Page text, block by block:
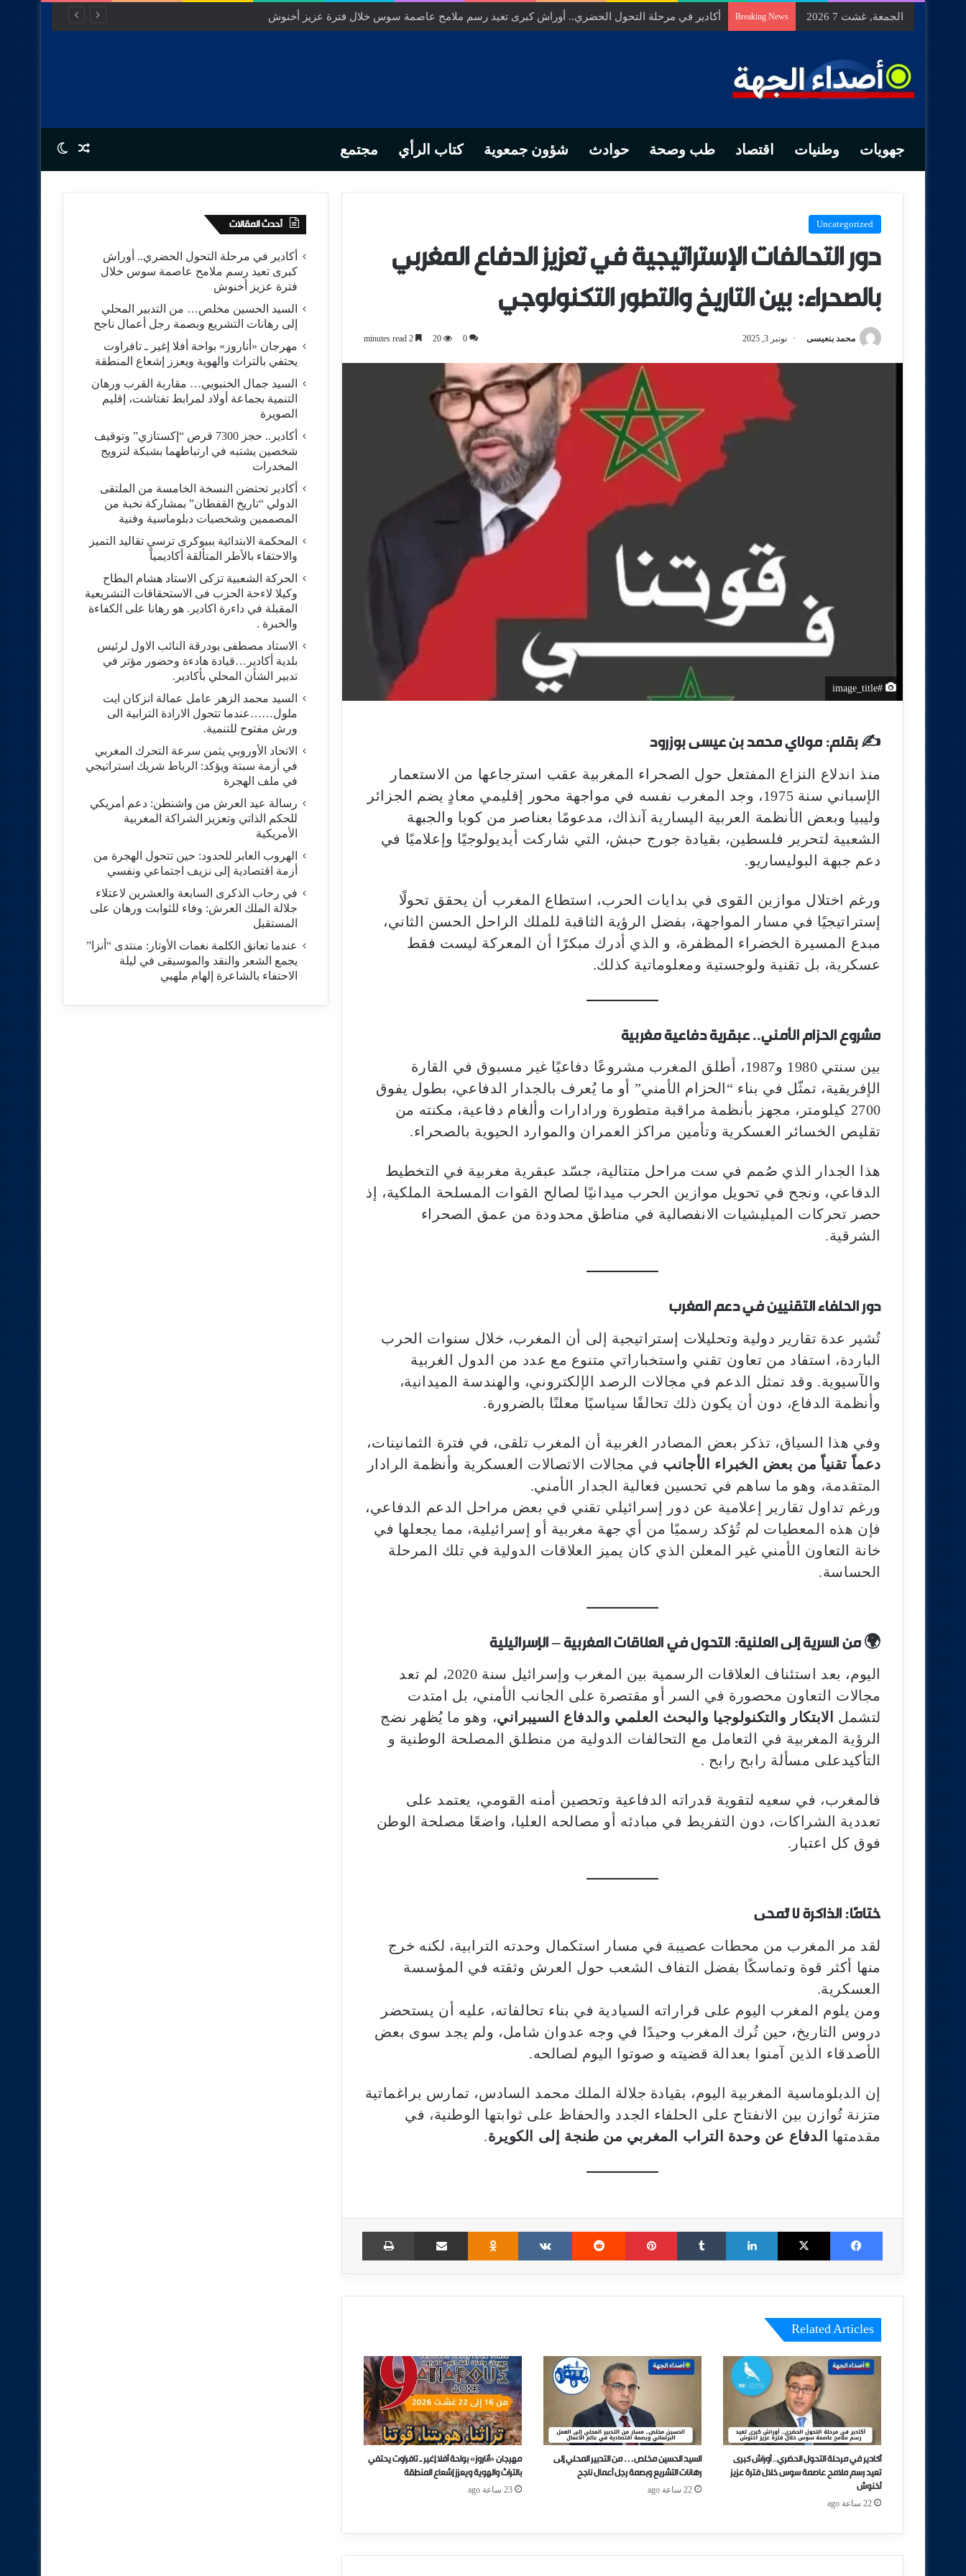
الجمعة, غشت 7 2026 Breaking News السيد الحسين مخلص… من التدبير المحلي إلى رهانات التشريع وبصمة رجل أعمال ناجح
جهويات وطنيات اقتصاد طب وصحة حوادث شؤون جمعوية كتاب الرأي مجتمع Random Article
Switch skin
Uncategorized
دور التحالفات الإستراتيجية في تعزيز الدفاع المغربي
بالصحراء: بين التاريخ والتطور التكنولوجي
محمد بنعيسى نونبر 3, 2025 0
20
#image_title
✍️ بقلم: مولاي محمد بن عيسى بوزرود
منذ اندلاع النزاع المفتعل حول الصحراء المغربية عقب استرجاعها من الاستعمار
الإسباني سنة 1975، وجد المغرب نفسه في مواجهة محور إقليمي معادٍ يضم الجزائر
وليبيا وبعض الأنظمة العربية اليسارية آنذاك، مدعومًا بعناصر من كوبا والجبهة
الشعبية لتحرير فلسطين، بقيادة جورج حبش، التي شاركت أيديولوجيًا وإعلاميًا في
دعم جبهة البوليساريو.
ورغم اختلال موازين القوى في بدايات الحرب، استطاع المغرب أن يحقق تحولًا
إستراتيجيًا في مسار المواجهة، بفضل الرؤية الثاقبة للملك الراحل الحسن الثاني،
مبدع المسيرة الخضراء المظفرة، و الذي أدرك مبكرًا أن المعركة ليست فقط
عسكرية، بل تقنية ولوجستية ومعلوماتية كذلك.
مشروع الحزام الأمني.. عبقرية دفاعية مغربية
بين سنتي 1980 و1987، أطلق المغرب مشروعًا دفاعيًا غير مسبوق في القارة
الإفريقية، تمثّل في بناء “الحزام الأمني” أو ما يُعرف بالجدار الدفاعي، بطول يفوق
2700 كيلومتر، مجهز بأنظمة مراقبة متطورة ورادارات وألغام دفاعية، مكنته من
تقليص الخسائر العسكرية وتأمين مراكز العمران والموارد الحيوية بالصحراء.
هذا الجدار الذي صُمم في ست مراحل متتالية، جسّد عبقرية مغربية في التخطيط
الدفاعي، ونجح في تحويل موازين الحرب ميدانيًا لصالح القوات المسلحة الملكية، إذ
حصر تحركات الميليشيات الانفصالية في مناطق محدودة من عمق الصحراء
الشرقية.
دور الحلفاء التقنيين في دعم المغرب
تُشير عدة تقارير دولية وتحليلات إستراتيجية إلى أن المغرب، خلال سنوات الحرب
الباردة، استفاد من تعاون تقني واستخباراتي متنوع مع عدد من الدول الغربية
والآسيوية. وقد تمثل الدعم في مجالات الرصد الإلكتروني، والهندسة الميدانية،
وأنظمة الدفاع، دون أن يكون ذلك تحالفًا سياسيًا معلنًا بالضرورة.
وفي هذا السياق، تذكر بعض المصادر الغربية أن المغرب تلقى، في فترة الثمانينات،
دعماً تقنياً من بعض الخبراء الأجانب في مجالات الاتصالات العسكرية وأنظمة الرادار
المتقدمة، وهو ما ساهم في تحسين فعالية الجدار الأمني.
ورغم تداول تقارير إعلامية عن دور إسرائيلي تقني في بعض مراحل الدعم الدفاعي،
فإن هذه المعطيات لم تُؤكد رسميًا من أي جهة مغربية أو إسرائيلية، مما يجعلها في
خانة التعاون الأمني غير المعلن الذي كان يميز العلاقات الدولية في تلك المرحلة
الحساسة.
🌍 من السرية إلى العلنية: التحول في العلاقات المغربية – الإسرائيلية
اليوم، بعد استئناف العلاقات الرسمية بين المغرب وإسرائيل سنة 2020، لم تعد
مجالات التعاون محصورة في السر أو مقتصرة على الجانب الأمني، بل امتدت
لتشمل
الابتكار والتكنولوجيا والبحث العلمي والدفاع السيبراني، وهو ما يُظهر نضج
الرؤية المغربية في التعامل مع التحالفات الدولية من منطلق المصلحة الوطنية و
التأكيدعلى مسألة رابح رابح .
فالمغرب، في سعيه لتقوية قدراته الدفاعية وتحصين أمنه القومي، يعتمد على
تعددية الشراكات، دون التفريط في مبادئه أو مصالحه العليا، واضعًا مصلحة الوطن
فوق كل اعتبار.
ختامًا: الذاكرة لا تُمحى
لقد مر المغرب من محطات عصيبة في مسار استكمال وحدته الترابية، لكنه خرج
منها أكثر قوة وتماسكًا بفضل التفاف الشعب حول العرش وثقته في المؤسسة
العسكرية.
ومن يلوم المغرب اليوم على قراراته السيادية في بناء تحالفاته، عليه أن يستحضر
دروس التاريخ، حين تُرك المغرب وحيدًا في وجه عدوان شامل، ولم يجد سوى بعض
الأصدقاء الذين آمنوا بعدالة قضيته و صوتوا اليوم لصالحه.
إن الدبلوماسية المغربية اليوم، بقيادة جلالة الملك محمد السادس، تمارس براغماتية
متزنة تُوازن بين الانفتاح على الحلفاء الجدد والحفاظ على ثوابتها الوطنية، في
مقدمتها
الدفاع عن وحدة التراب المغربي من طنجة إلى الكويرة.
Facebook
X
LinkedIn
Tumblr
Pinterest
Reddit
VKontakte
Odnoklassniki
Share via Email
Print
Related Articles
أكادير في مرحلة التحول الحضري.. أوراش كبرى
تعيد رسم ملامح عاصمة سوس خلال فترة عزيز
أخنوش
22 ساعة ago
السيد الحسين مخلص… من التدبير المحلي إلى
رهانات التشريع وبصمة رجل أعمال ناجح
22 ساعة ago
مهرجان «أناروز» بواحة أفلا إغير ـ تافراوت يحتفي
بالتراث والهوية ويعزز إشعاع المنطقة
23 ساعة ago
أحدث المقالات
أكادير في مرحلة التحول الحضري.. أوراش
كبرى تعيد رسم ملامح عاصمة سوس خلال
فترة عزيز أخنوش
السيد الحسين مخلص… من التدبير المحلي
إلى رهانات التشريع وبصمة رجل أعمال ناجح
مهرجان «أناروز» بواحة أفلا إغير ـ تافراوت
يحتفي بالتراث والهوية ويعزز إشعاع المنطقة
السيد جمال الخنبوبي… مقاربة القرب ورهان
التنمية بجماعة أولاد لمرابط تفتاشت، إقليم
الصويرة
أكادير.. حجز 7300 قرص “إكستازي” وتوقيف
شخصين يشتبه في ارتباطهما بشبكة لترويج
المخدرات
أكادير تحتضن النسخة الخامسة من الملتقى
الدولي “تاريخ القفطان” بمشاركة نخبة من
المصممين وشخصيات دبلوماسية وفنية
المحكمة الابتدائية ببيوكرى ترسي تقاليد التميز
والاحتفاء بالأطر المتألقة أكاديمياً
الحركة الشعبية تزكى الاستاد هشام البطاح
وكيلا لاءحة الحزب فى الاستحقاقات التشريعية
المقبلة في داءرة اكادير. هو رهانا على الكفاءة
والخبرة .
الاستاد مصطفى بودرقة النائب الاول لرئيس
بلدية أكادير…قيادة هادءة وحضور مؤتر في
تدبير الشأن المحلي بأكادير.
السيد محمد الزهر عامل عمالة انزكان ايت
ملول……عندما تتحول الارادة الترابية الى
ورش مفتوح للتنمية.
الاتحاد الأوروبي يثمن سرعة التحرك المغربي
في أزمة سبتة ويؤكد: الرباط شريك استراتيجي
في ملف الهجرة
رسالة عيد العرش من واشنطن: دعم أمريكي
للحكم الذاتي وتعزيز الشراكة المغربية
الأمريكية
​الهروب العابر للحدود: حين تتحول الهجرة من
أزمة اقتصادية إلى نزيف اجتماعي ونفسي
في رحاب الذكرى السابعة والعشرين لاعتلاء
جلالة الملك العرش: وفاء للثوابت ورهان على
المستقبل
​عندما تعانق الكلمة نغمات الأوتار: منتدى “أنزا”
يجمع الشعر والنقد والموسيقى في ليلة
الاحتفاء بالشاعرة إلهام ملهبي